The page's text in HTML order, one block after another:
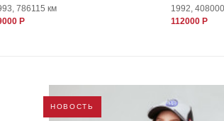
786115 км
Р
1992,
112000 Р
НОВОСТЬ